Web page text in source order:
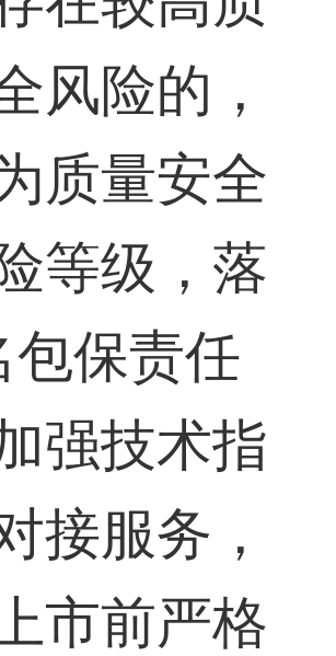
风险的，
质量安全
等级，落
包保责任
强技术指
接服务，
市前严格